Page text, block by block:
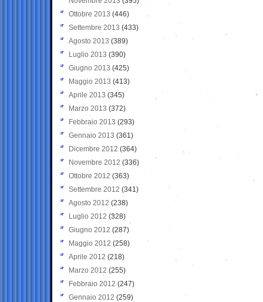
Ottobre 2013 (446)
Settembre 2013 (433)
Agosto 2013 (389)
Luglio 2013 (390)
Giugno 2013 (425)
Maggio 2013 (413)
Aprile 2013 (345)
Marzo 2013 (372)
Febbraio 2013 (293)
Gennaio 2013 (361)
Dicembre 2012 (364)
Novembre 2012 (336)
Ottobre 2012 (363)
Settembre 2012 (341)
Agosto 2012 (238)
Luglio 2012 (328)
Giugno 2012 (287)
Maggio 2012 (258)
Aprile 2012 (218)
Marzo 2012 (255)
Febbraio 2012 (247)
Gennaio 2012 (259)